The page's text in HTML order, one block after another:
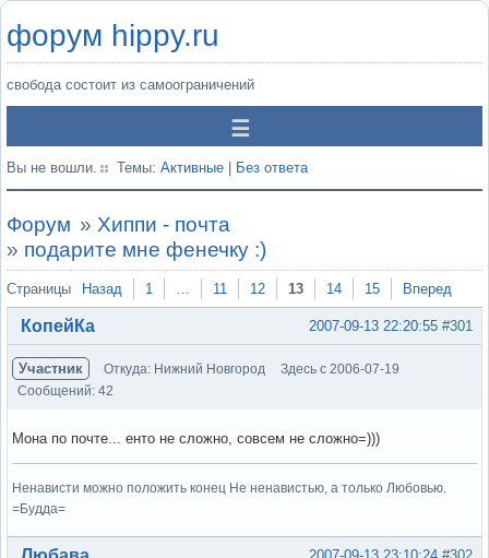
форум hippy.ru
свобода состоит из самоограничений
Вы не вошли. Темы: Активные Без ответа
Форум » Хиппи - почта
» подарите мне фенечку :)
Страницы Назад 1 … 11 12 13 14 15 Вперед
#301
2007-09-13 22:20:55
КопейКа
Участник Откуда: Нижний Новгород
Здесь с 2006-07-19
Сообщений: 42
Мона по почте... енто не сложно, совсем не сложно=)))
Ненависти можно положить конец Не ненавистью, а только Любовью.
=Будда=
Вне форума